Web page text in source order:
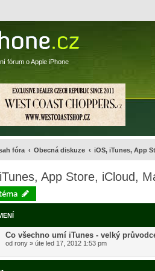
fórum o Apple iPhone
fóra Obecná diskuze iOS, iTunes, App
App Store, iCloud,
Co všechno umí iTunes - velký
od rony » úte led 17, 2012 1:53 pm